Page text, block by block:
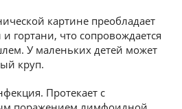
картине преобладает
гортани, что сопровождается
У маленьких детей может
круп.
Протекает с